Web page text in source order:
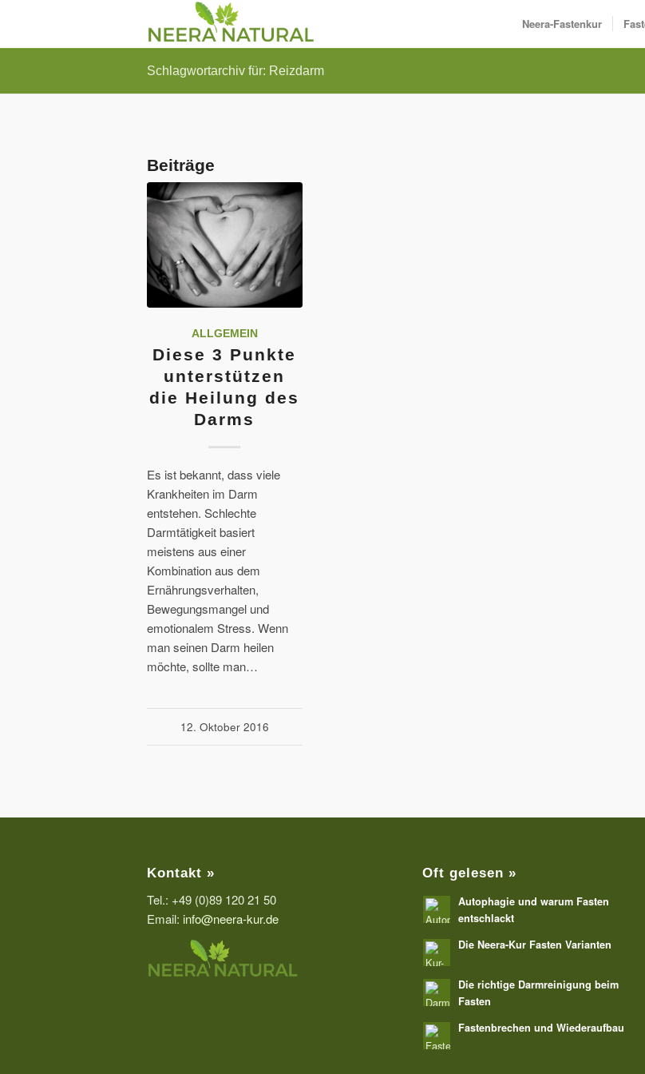
Neera-Fastenkur
Schlagwortarchiv für: Reizdarm
Beiträge
ALLGEMEIN
Diese 3 Punkte
unterstützen
die Heilung des
Darms
Es ist bekannt, dass viele
Krankheiten im Darm
entstehen. Schlechte
Darmtätigkeit basiert
meistens aus einer
Kombination aus dem
Ernährungsverhalten,
Bewegungsmangel und
emotionalem Stress. Wenn
man seinen Darm heilen
möchte, sollte man…
12. Oktober 2016
Kontakt »
Tel.: +49 (0)89 120 21 50
Email: info@neera-kur.de
Oft gelesen »
Autophagie und warum Fasten
entschlackt
Die Neera-Kur Fasten Varianten
Die richtige Darmreinigung beim
Fasten
Fastenbrechen und Wiederaufbau